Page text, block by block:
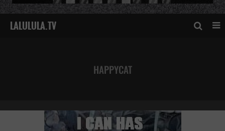
HAPPYCAT